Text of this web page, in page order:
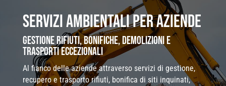
Servizi ambientali per aziende
Gestione rifiuti, bonifiche, demolizioni e
trasporti eccezionali
Al fianco delle aziende attraverso servizi di gestione,
recupero e trasporto rifiuti, bonifica di siti inquinati,